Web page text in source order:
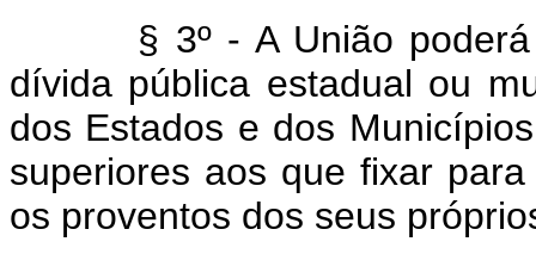
§ 3º - A União
dívida pública estadual ou
dos Estados e dos
superiores aos que fixar
os proventos dos seus